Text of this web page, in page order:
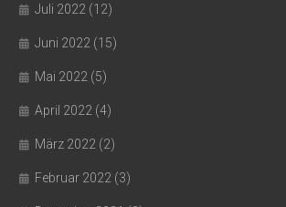
Juli 2022 (12)
Juni 2022 (15)
Mai 2022 (5)
April 2022 (4)
März 2022 (2)
Februar 2022 (3)